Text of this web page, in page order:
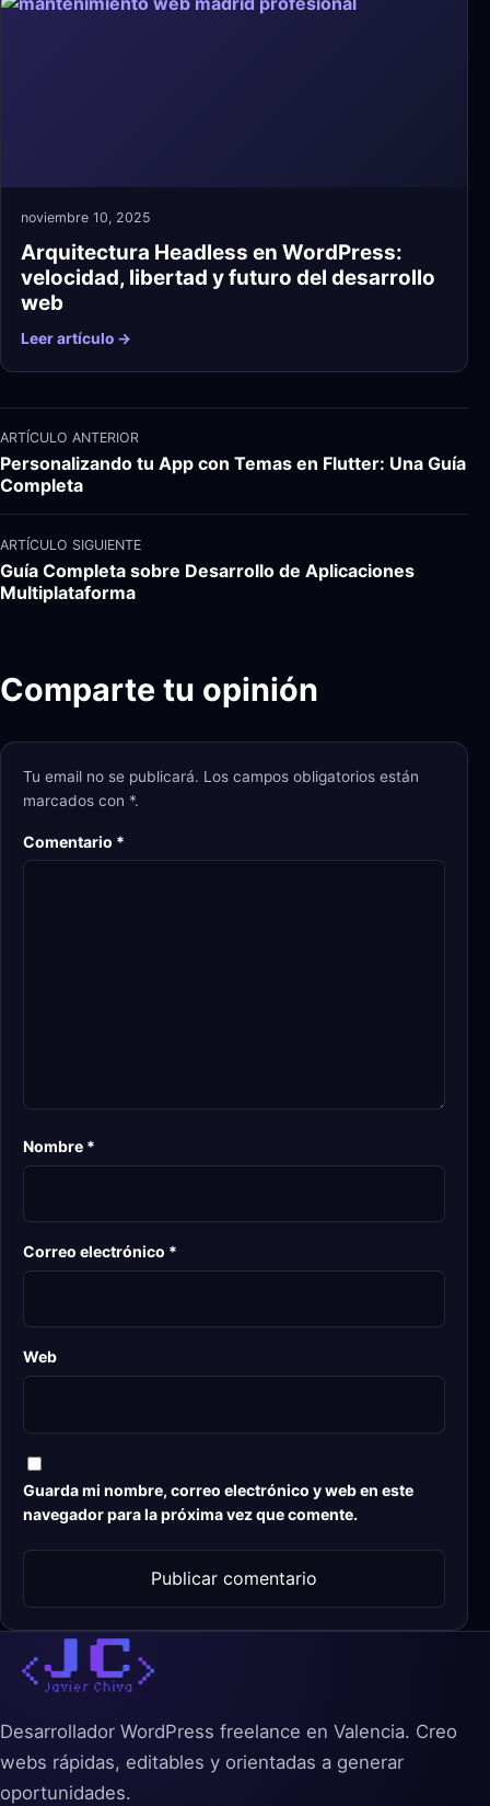
noviembre 10, 2025
Arquitectura Headless en WordPress:
velocidad, libertad y futuro del desarrollo
web
Leer artículo →
ARTÍCULO ANTERIOR
Personalizando tu App con Temas en Flutter: Una Guía
Completa
ARTÍCULO SIGUIENTE
Guía Completa sobre Desarrollo de Aplicaciones
Multiplataforma
Comparte tu opinión
Tu email no se publicará. Los campos obligatorios están
marcados con *.
Comentario *
Nombre *
Correo electrónico *
Web
Guarda mi nombre, correo electrónico y web en este
navegador para la próxima vez que comente.
Desarrollador WordPress freelance en Valencia. Creo
webs rápidas, editables y orientadas a generar
oportunidades.